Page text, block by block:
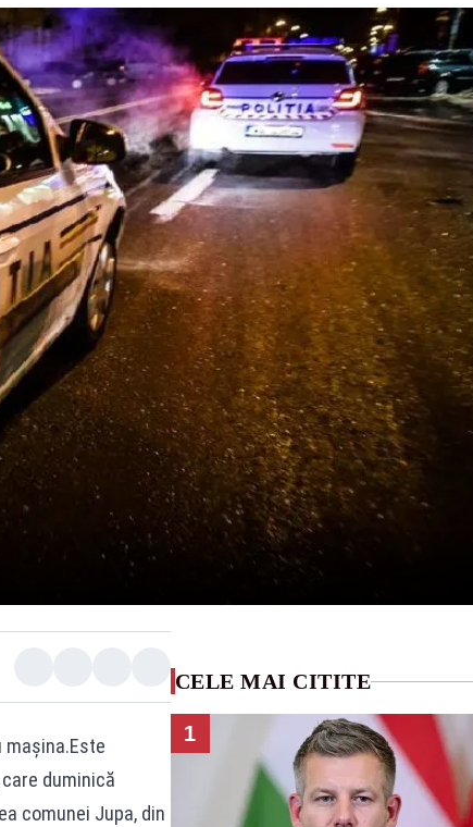
duminică
comunei Jupa, din
CELE MAI CITITE
1